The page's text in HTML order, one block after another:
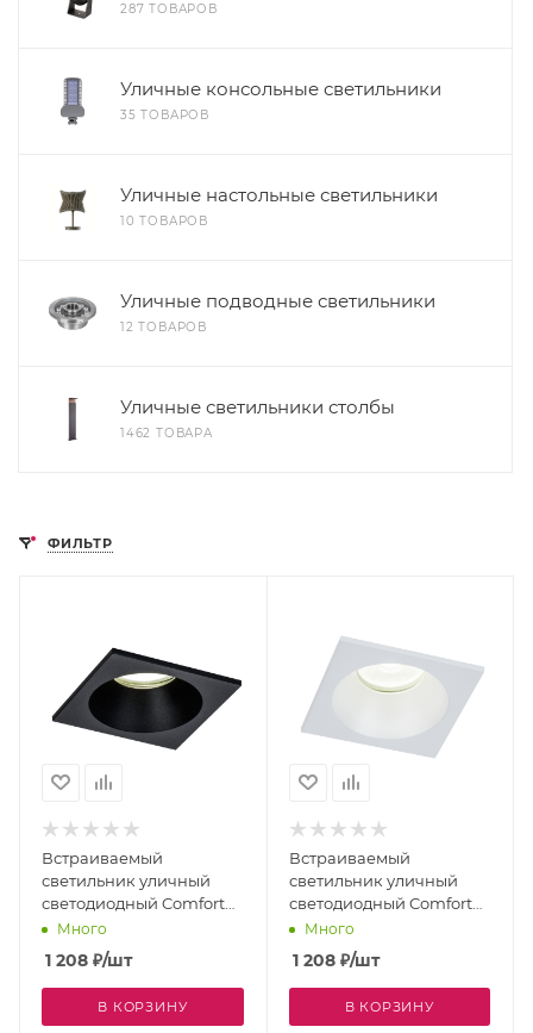
287 ТОВАРОВ
Уличные консольные светильники
35 ТОВАРОВ
Уличные настольные светильники
10 ТОВАРОВ
Уличные подводные светильники
12 ТОВАРОВ
Уличные светильники столбы
1462 ТОВАРА
ФИЛЬТР
Встраиваемый
светильник уличный
светодиодный Comfort
Ip54 6813
Много
1 208 ₽/шт
В КОРЗИНУ
Встраиваемый
светильник уличный
светодиодный Comfort
Ip54 6812
Много
1 208₽/шт
В КОРЗИНУ